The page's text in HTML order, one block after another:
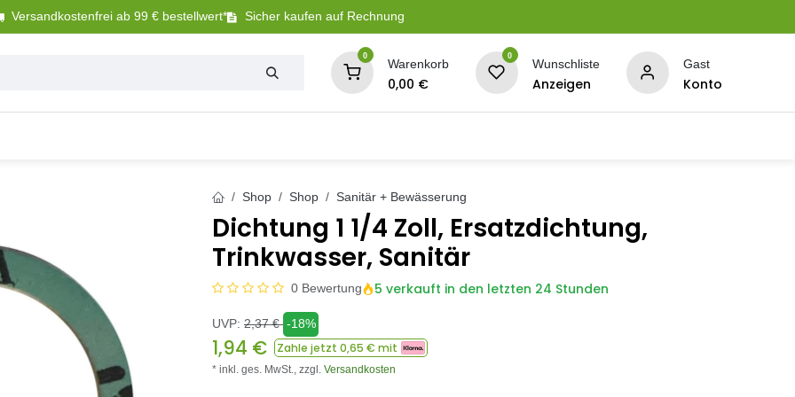
Versandkostenfrei ab 99 € bestellwert* Sicher kaufen auf Rechnung
0
Warenkorb
0,00 €
0
Wunschliste
Anzeigen
Gast
Konto
Shop Shop Sanitär + Bewässerung
Dichtung 1 1/4 Zoll, Ersatzdichtung,
Trinkwasser, Sanitär
0 Bewertung 5 verkauft in den letzten 24 Stunden
UVP: 2,37€ -18%
1,94 € Zahle jetzt 0,65 € mit
* inkl. ges. MwSt., zzgl. Versandkosten